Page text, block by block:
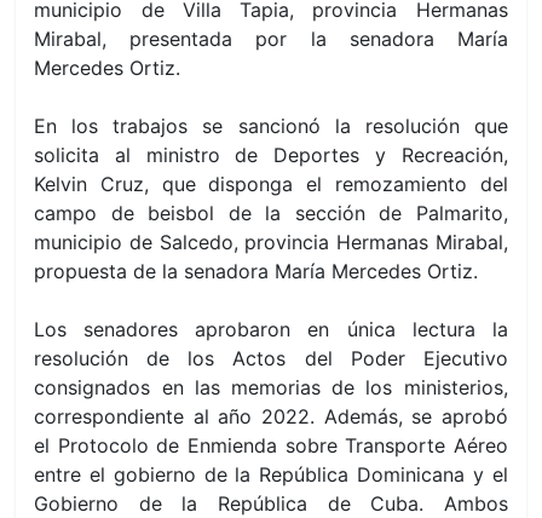
municipio de Villa Tapia, provincia Hermanas
Mirabal, presentada por la senadora María
Mercedes Ortiz.
En los trabajos se sancionó la resolución que
solicita al ministro de Deportes y Recreación,
Kelvin Cruz, que disponga el remozamiento del
campo de beisbol de la sección de Palmarito,
municipio de Salcedo, provincia Hermanas Mirabal,
propuesta de la senadora María Mercedes Ortiz.
Los senadores aprobaron en única lectura la
resolución de los Actos del Poder Ejecutivo
consignados en las memorias de los ministerios,
correspondiente al año 2022. Además, se aprobó
el Protocolo de Enmienda sobre Transporte Aéreo
entre el gobierno de la República Dominicana y el
Gobierno de la República de Cuba. Ambos